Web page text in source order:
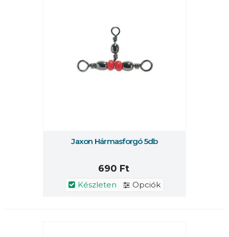
Jaxon Hármasforgó 5db
690 Ft
Készleten Opciók